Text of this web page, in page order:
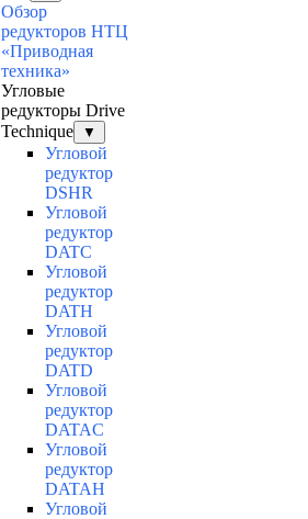
Обзор
редукторов НТЦ
«Приводная
техника»
Угловые
редукторы Drive
Technique
▼
Угловой
редуктор
DSHR
Угловой
редуктор
DATC
Угловой
редуктор
DATH
Угловой
редуктор
DATD
Угловой
редуктор
DATAC
Угловой
редуктор
DATAH
Угловой